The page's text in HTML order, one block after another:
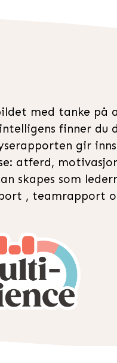
med tanke på
finner du
gir
atferd,
skapes som
, teamrapport